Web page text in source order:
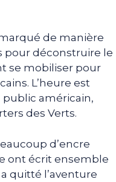
de manière
pour déconstruire le
se mobiliser pour
L’heure est
public américain,
des Verts.
d’encre
ont écrit ensemble
quitté l’aventure